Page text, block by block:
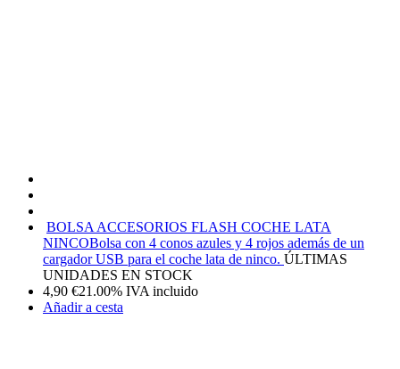
BOLSA ACCESORIOS FLASH COCHE LATA
NINCOBolsa con 4 conos azules y 4 rojos además de un
cargador USB para el coche lata de ninco. ÚLTIMAS
UNIDADES EN STOCK
4,90 €21.00% IVA incluido
Añadir a cesta